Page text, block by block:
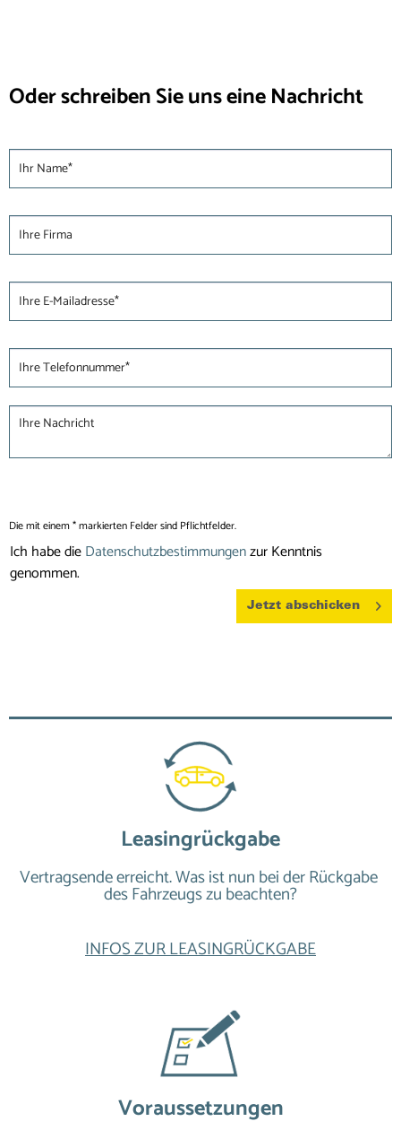
Die mit einem * markierten Felder sind Pflichtfelder.
Ich habe dieDatenschutzbestimmungenzur Kenntnis
genommen.
Jetzt abschicken
Oder schreiben Sie uns eine Nachricht
Leasingrückgabe
Vertragsende erreicht. Was ist nun bei der Rückgabe
des Fahrzeugs zu beachten?
INFOS ZUR LEASINGRÜCKGABE
Voraussetzungen